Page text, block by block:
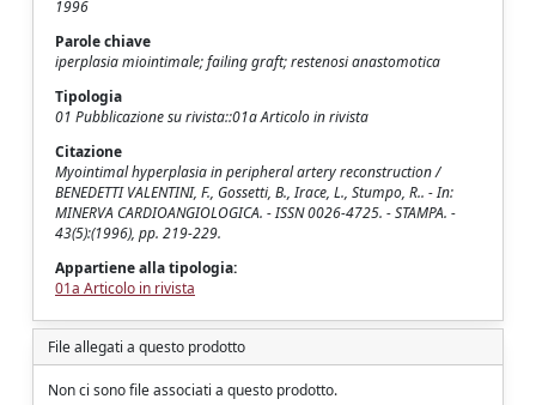
1996
Parole chiave
iperplasia miointimale; failing graft; restenosi anastomotica
Tipologia
01 Pubblicazione su rivista::01a Articolo in rivista
Citazione
Myointimal hyperplasia in peripheral artery reconstruction /
BENEDETTI VALENTINI, F., Gossetti, B., Irace, L., Stumpo, R.. - In:
MINERVA CARDIOANGIOLOGICA. - ISSN 0026-4725. - STAMPA. -
43(5):(1996), pp. 219-229.
Appartiene alla tipologia:
01a Articolo in rivista
File allegati a questo prodotto
Non ci sono file associati a questo prodotto.